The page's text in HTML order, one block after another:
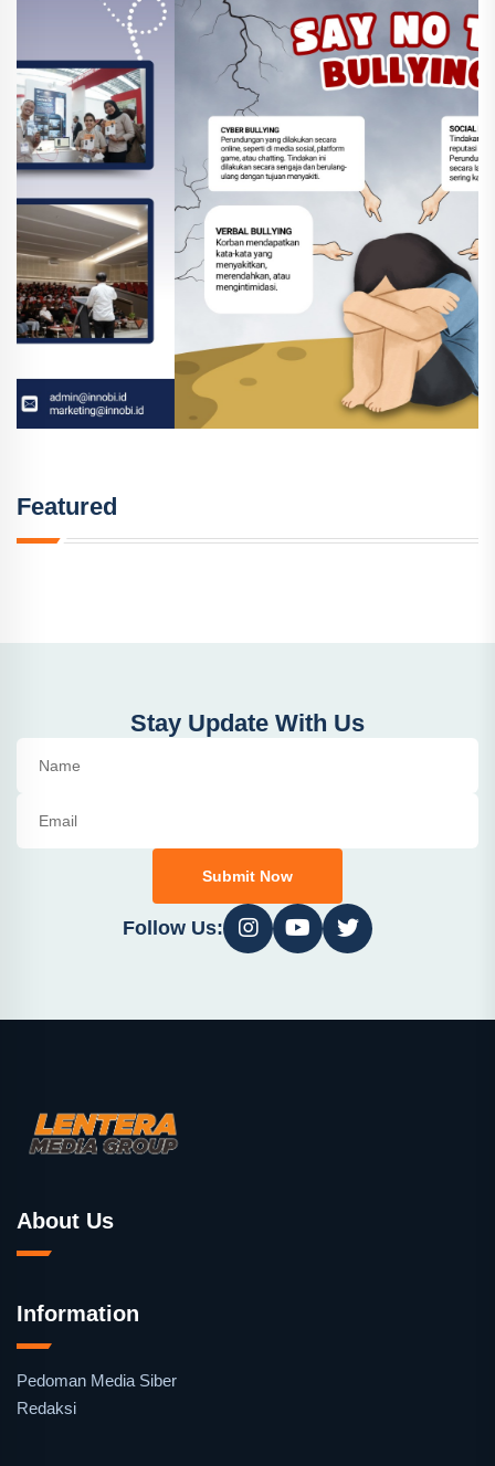
Featured
Stay Update With Us
Submit Now
Follow Us:
About Us
Information
Pedoman Media Siber
Redaksi